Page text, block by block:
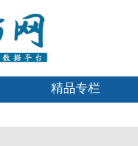
精品专栏